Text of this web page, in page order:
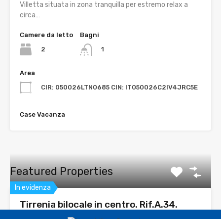
Villetta situata in zona tranquilla per estremo relax a
circa…
Camere da letto
2
Bagni
1
Area
CIR: 050026LTN0685 CIN: IT050026C2IV4JRC5E
Case Vacanza
Featured Properties
In evidenza
Tirrenia bilocale in centro. Rif.A.34.